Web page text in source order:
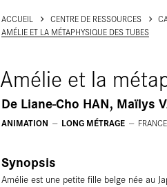
ACCUEIL CENTRE DE RESSOURCES
AMÉLIE ET LA MÉTAPHYSIQUE DES TUBES
Amélie et la
De Liane-Cho HAN, Maïlys
ANIMATION LONG MÉTRAGE FRANCE
Synopsis
Amélie est une petite fille belge née au